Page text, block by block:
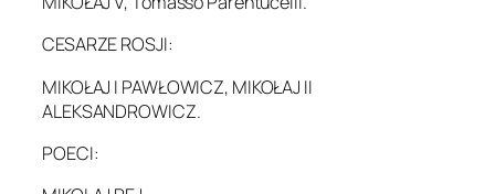
CESARZE ROSJI:
MIKOŁAJ I PAWŁOWICZ, MIKOŁAJ II
ALEKSANDROWICZ.
POECI: